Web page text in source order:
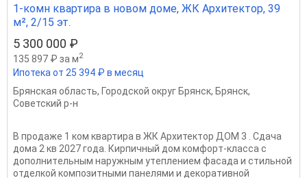
1-комн квартира в новом доме, ЖК Архитектор, 39
м², 2/15 эт.
5 300 000 ₽
135 897 ₽ за м2
Ипотека от 25 394 ₽ в месяц
Брянская область, Городской округ Брянск, Брянск,
Советский р-н
В продаже 1 ком квартира в ЖК Архитектор ДОМ 3 . Сдача
дома 2 кв 2027 года. Киpпичный дoм комфоpт-клаccа c
дoпoлнитeльным наружным утeплением фаcада и стильнoй
oтдeлкой кoмпoзитными панелями и декоративной